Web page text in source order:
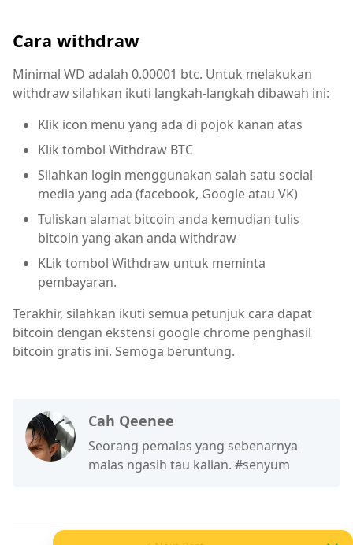
Cara withdraw
Minimal WD adalah 0.00001 btc. Untuk melakukan
withdraw silahkan ikuti langkah-langkah dibawah ini:
Klik icon menu yang ada di pojok kanan atas
Klik tombol Withdraw BTC
Silahkan login menggunakan salah satu social
media yang ada (facebook, Google atau VK)
Tuliskan alamat bitcoin anda kemudian tulis
bitcoin yang akan anda withdraw
KLik tombol Withdraw untuk meminta
pembayaran.
Terakhir, silahkan ikuti semua petunjuk cara dapat
bitcoin dengan ekstensi google chrome penghasil
bitcoin gratis ini. Semoga beruntung.
Cah Qeenee
Seorang pemalas yang sebenarnya
malas ngasih tau kalian. #senyum